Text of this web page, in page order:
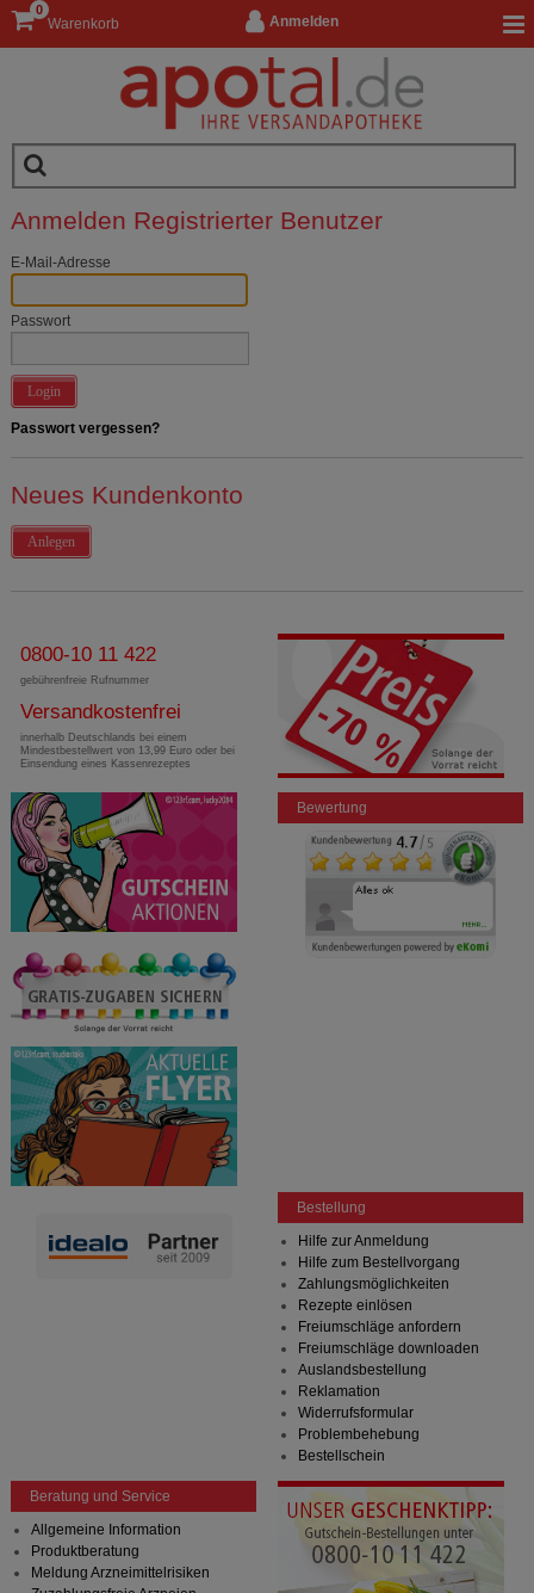
Anmelden
Warenkorb
0
Anmelden Registrierter Benutzer
E-Mail-Adresse
Passwort
Login
Passwort vergessen?
Neues Kundenkonto
Anlegen
0800-10 11 422
gebührenfreie Rufnummer
Versandkostenfrei
innerhalb Deutschlands bei einem
Mindestbestellwert von 13,99 Euro oder bei
Einsendung eines Kassenrezeptes
Bewertung
Bestellung
Hilfe zur Anmeldung
Hilfe zum Bestellvorgang
Zahlungsmöglichkeiten
Rezepte einlösen
Freiumschläge anfordern
Freiumschläge downloaden
Auslandsbestellung
Reklamation
Widerrufsformular
Problembehebung
Bestellschein
Beratung und Service
Allgemeine Information
Produktberatung
Meldung Arzneimittelrisiken